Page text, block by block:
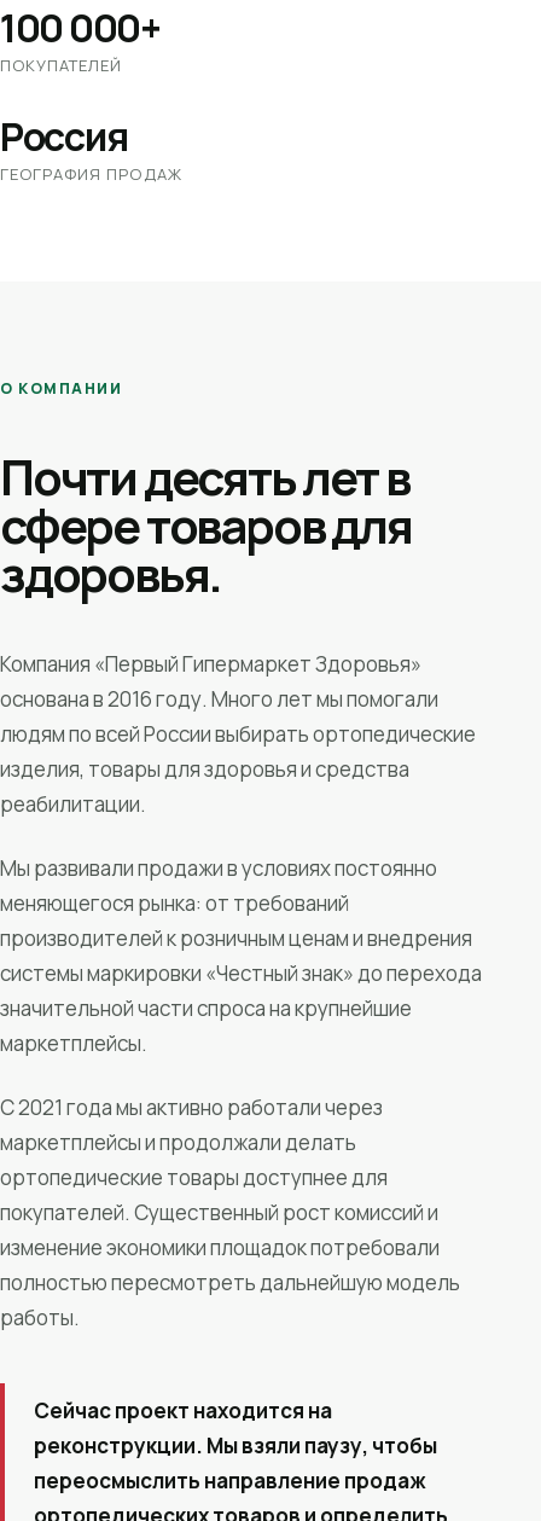
100 000+
ПОКУПАТЕЛЕЙ
Россия
ГЕОГРАФИЯ ПРОДАЖ
О КОМПАНИИ
Почти десять лет в
сфере товаров для
здоровья.
Компания «Первый Гипермаркет Здоровья»
основана в 2016 году. Много лет мы помогали
людям по всей России выбирать ортопедические
изделия, товары для здоровья и средства
реабилитации.
Мы развивали продажи в условиях постоянно
меняющегося рынка: от требований
производителей к розничным ценам и внедрения
системы маркировки «Честный знак» до перехода
значительной части спроса на крупнейшие
маркетплейсы.
С 2021 года мы активно работали через
маркетплейсы и продолжали делать
ортопедические товары доступнее для
покупателей. Существенный рост комиссий и
изменение экономики площадок потребовали
полностью пересмотреть дальнейшую модель
работы.
Сейчас проект находится на
реконструкции. Мы взяли паузу, чтобы
переосмыслить направление продаж